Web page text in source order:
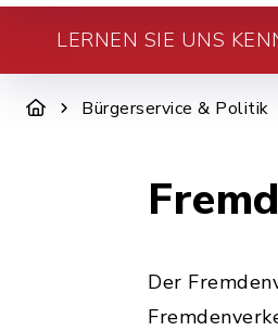
LERNEN SIE UNS
Bürgerservice & Politik
Der